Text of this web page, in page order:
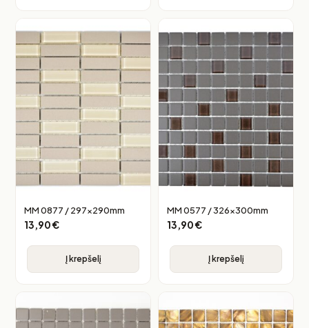
MM 0877 / 297x290mm
13,90€
Į krepšelį
MM 0577 / 326x300mm
13,90€
Į krepšelį